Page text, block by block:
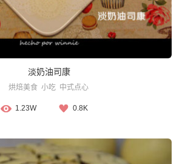
淡奶油司康
烘焙美食 小吃 中式点心
1.23W 0.8K